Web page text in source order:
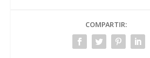
COMPARTIR: